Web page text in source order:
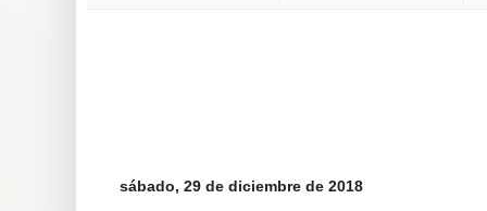
sábado, 29 de diciembre de 2018